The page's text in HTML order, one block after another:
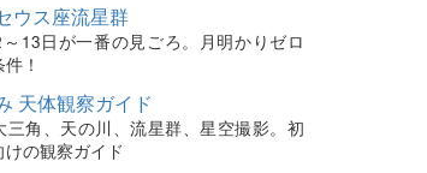
ウス座流星群
13日が一番の見ごろ。月明かりゼロ
！
天体観察ガイド
三角、天の川、流星群、星空撮影。初
けの観察ガイド